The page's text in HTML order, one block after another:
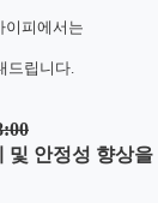
이피에서는
드립니다.
및 안정성 향상을